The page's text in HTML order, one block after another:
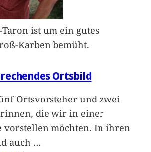
ist um ein gutes
Karben bemüht.
Ortsbild
Ortsvorsteher und zwei
die wir in einer
vorstellen möchten. In ihren
auch …